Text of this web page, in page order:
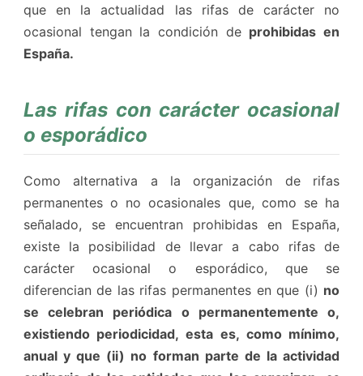
que en la actualidad las rifas de carácter no
ocasional tengan la condición de prohibidas en
España.
Las rifas con carácter ocasional
o esporádico
Como alternativa a la organización de rifas
permanentes o no ocasionales que, como se ha
señalado, se encuentran prohibidas en España,
existe la posibilidad de llevar a cabo rifas de
carácter ocasional o esporádico, que se
diferencian de las rifas permanentes en que (i) no
se celebran periódica o permanentemente o,
existiendo periodicidad, esta es, como mínimo,
anual y que (ii) no forman parte de la actividad